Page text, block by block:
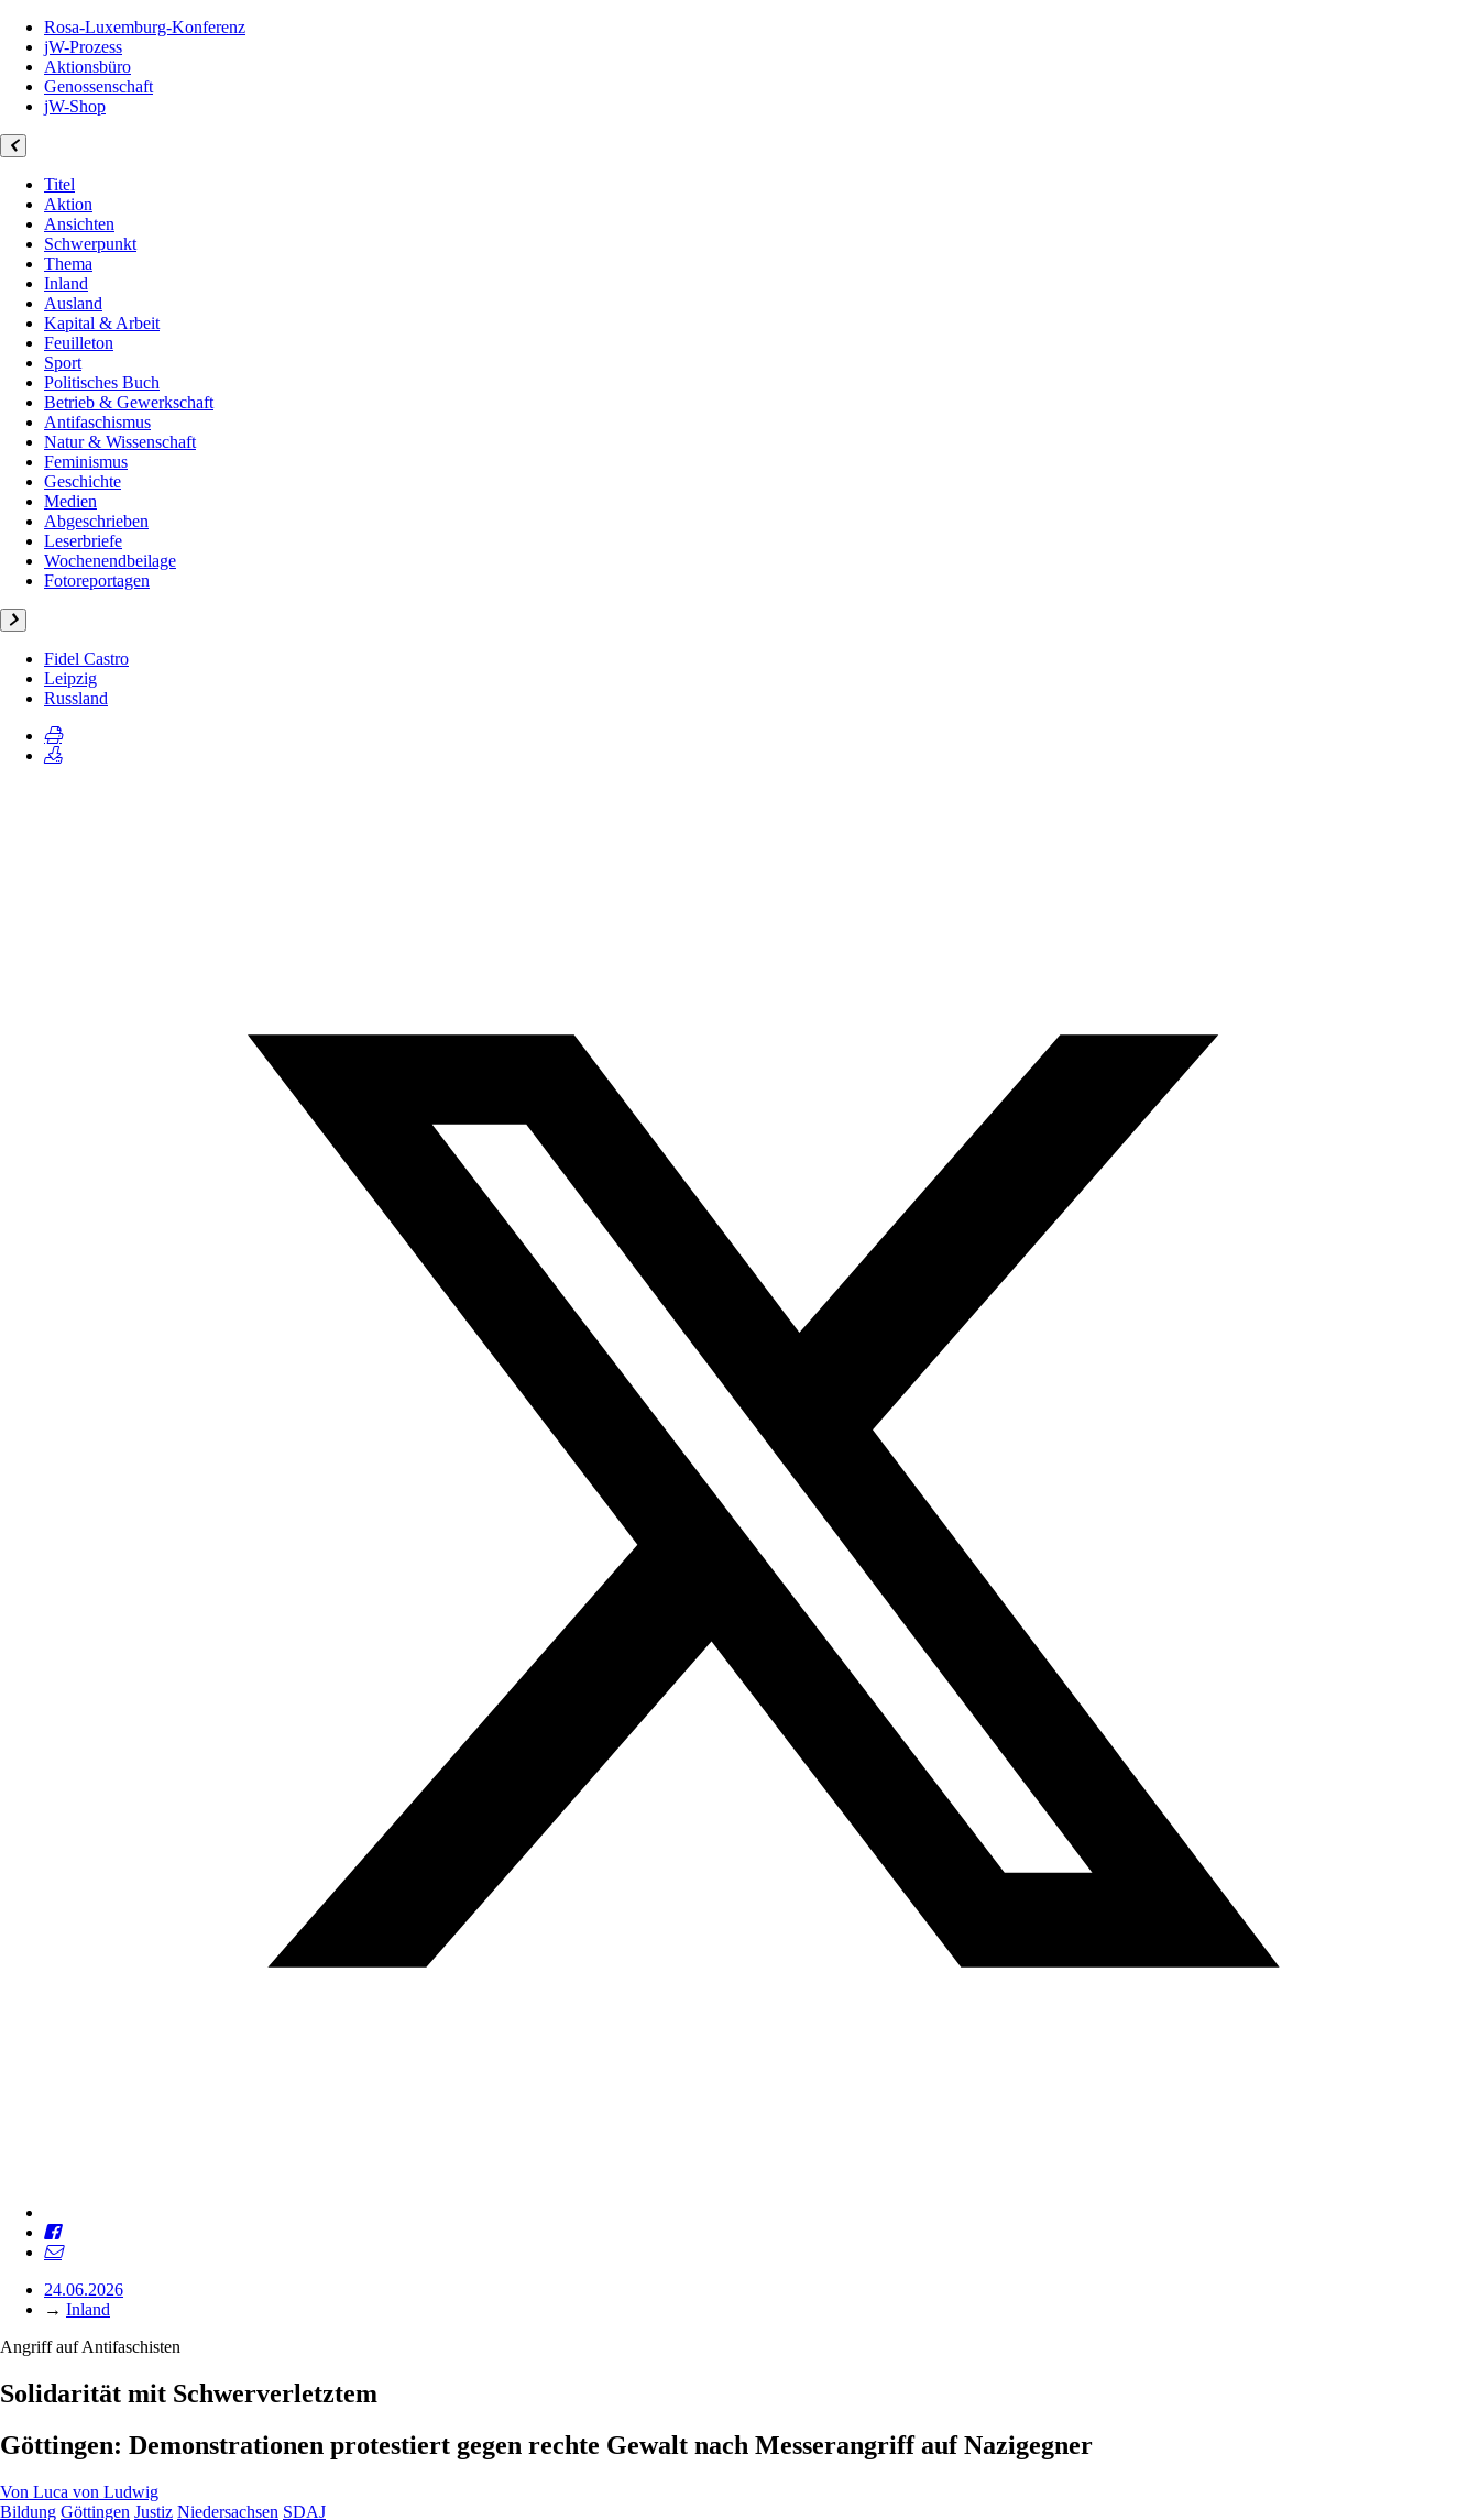
Rosa-Luxemburg-Konferenz
jW-Prozess
Aktionsbüro
Genossenschaft
jW-Shop
Titel
Aktion
Ansichten
Schwerpunkt
Thema
Inland
Ausland
Kapital & Arbeit
Feuilleton
Sport
Politisches Buch
Betrieb & Gewerkschaft
Antifaschismus
Natur & Wissenschaft
Feminismus
Geschichte
Medien
Abgeschrieben
Leserbriefe
Wochenendbeilage
Fotoreportagen
Fidel Castro
Leipzig
Russland
24.06.2026
→ Inland
Angriff auf Antifaschisten
Solidarität mit Schwerverletztem
Göttingen: Demonstrationen protestiert gegen rechte Gewalt nach Messerangriff auf Nazigegner
Von Luca von Ludwig
Bildung Göttingen Justiz Niedersachsen SDAJ